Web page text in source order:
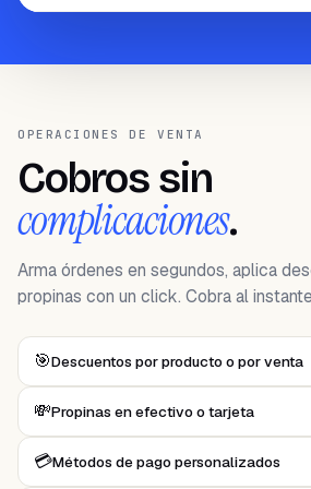
OPERACIONES DE VENTA
Cobros sin
complicaciones.
Arma órdenes en segundos, aplica
propinas con un click. Cobra al
🎯Descuentos por producto o por venta
💸Propinas en efectivo o tarjeta
💳Métodos de pago personalizados